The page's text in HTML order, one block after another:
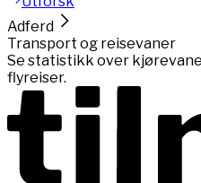
Adferd
Transport og reisevaner
Se statistikk over
flyreiser.